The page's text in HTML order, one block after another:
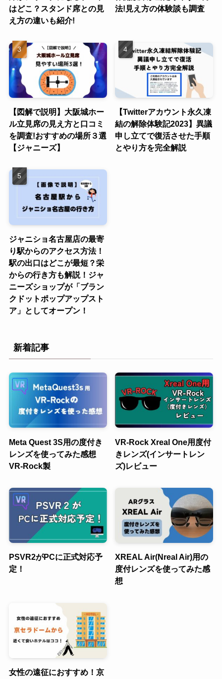
はどこ？スタンド席との見
え方の違いも紹介!
法!見え方の体験談も調査
【図解で説明】大阪城ホー
ル立見席の見え方と口コミ
を調査!おすすめの場所３選
【ジャニーズ】
【Twitterアカウント永久凍
結の解除体験記2023】異議
申し立てで復活させた手順
とやり方を完全解説
ジャニショ名古屋店の最寄
り駅からのアクセス方法！
駅の出口はどこが最短？栄
からの行き方も解説！ジャ
ニーズショップが「ブラン
クドットポップアップスト
ア」としてオープン！
新着記事
Meta Quest 3S用の度付き
レンズを使ってみた感想
VR-Rock製
VR-Rock Xreal One用度付
きレンズ(インサートレン
ズ)レビュー
PSVR2がPCに正式対応予
定！
XREAL Air(Nreal Air)用の
度付レンズを使ってみた感
想
女性の遠征におすすめ！京